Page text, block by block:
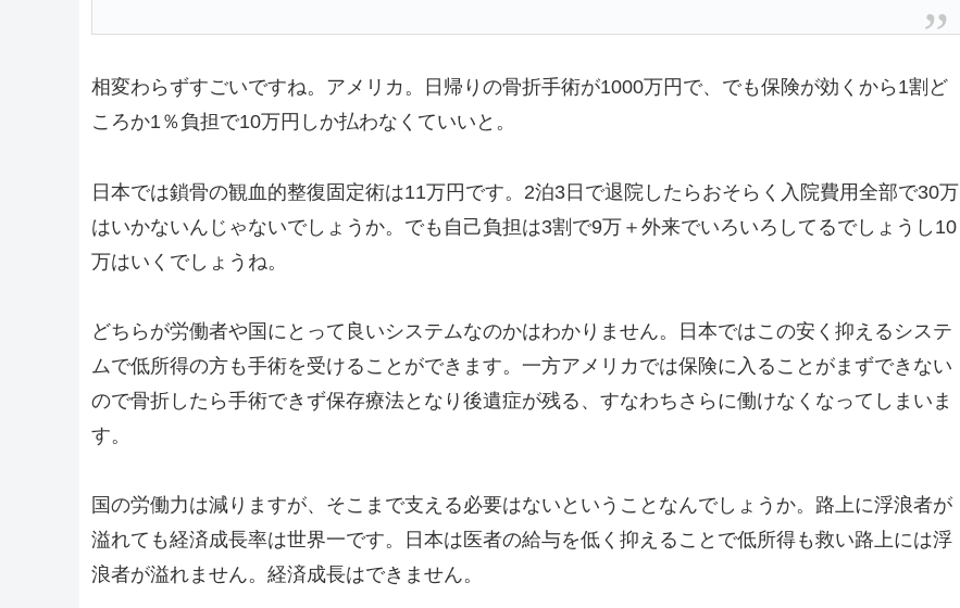
相変わらずすごいですね。アメリカ。日帰りの骨折手術が1000万円で、でも保険が効くから1割ど
ころか1％負担で10万円しか払わなくていいと。
日本では鎖骨の観血的整復固定術は11万円です。2泊3日で退院したらおそらく入院費用全部で30万
はいかないんじゃないでしょうか。でも自己負担は3割で9万＋外来でいろいろしてるでしょうし10
万はいくでしょうね。
どちらが労働者や国にとって良いシステムなのかはわかりません。日本ではこの安く抑えるシステ
ムで低所得の方も手術を受けることができます。一方アメリカでは保険に入ることがまずできない
ので骨折したら手術できず保存療法となり後遺症が残る、すなわちさらに働けなくなってしまいま
す。
国の労働力は減りますが、そこまで支える必要はないということなんでしょうか。路上に浮浪者が
溢れても経済成長率は世界一です。日本は医者の給与を低く抑えることで低所得も救い路上には浮
浪者が溢れません。経済成長はできません。